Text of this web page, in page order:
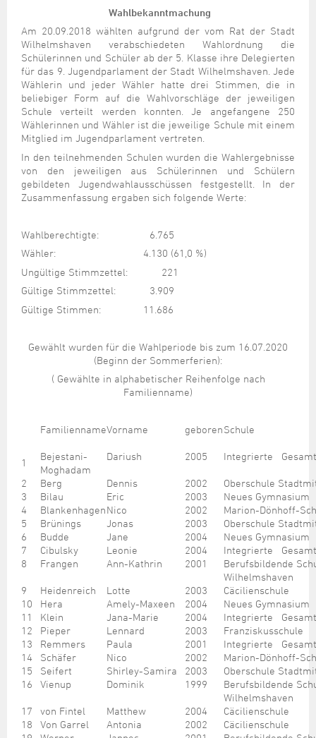
Verkehr und Mobilität
Wohnen, Bauen
Wahlen
Sterbefall
Studium
Umzug und Neubürger
Wohnen und Verbrauchen
Online-Terminvergabe
Politik & Verwaltung
Pressemitteilungen
Ratsinformationssystem
Städtische Dienststellen
Stadtrecht
Telefonverzeichnis
Unternehmensnachfolge
Unterstützung für ExistenzgründerInnen
Zukunftsregion JadeBay
Stadtbibliothek
Volkshochschule
Weiterbildung
Kulturzentrum Pumpwerk
Maritime Meile
Museen und Ausstellungen
Schiffe, Häfen und Meer erleben
Sportangebot
Städtepartnerschaften
Tag des offenen Denkmals
Veranstaltungsorte
Wahlbekanntmachung
Am 20.09.2018 wählten aufgrund der vom Rat der Stadt
Wilhelmshaven verabschiedeten Wahlordnung die
Schülerinnen und Schüler ab der 5. Klasse ihre Delegierten
für das 9. Jugendparlament der Stadt Wilhelmshaven. Jede
Wählerin und jeder Wähler hatte drei Stimmen, die in
beliebiger Form auf die Wahlvorschläge der jeweiligen
Schule verteilt werden konnten. Je angefangene 250
Wählerinnen und Wähler ist die jeweilige Schule mit einem
Mitglied im Jugendparlament vertreten.
In den teilnehmenden Schulen wurden die Wahlergebnisse
von den jeweiligen aus Schülerinnen und Schülern
gebildeten Jugendwahlausschüssen festgestellt. In der
Zusammenfassung ergaben sich folgende Werte:
Wahlberechtigte: 6.765
Wähler: 4.130 (61,0 %)
Ungültige Stimmzettel: 221
Gültige Stimmzettel: 3.909
Gültige Stimmen: 11.686
Gewählt wurden für die Wahlperiode bis zum 16.07.2020
(Beginn der Sommerferien):
( Gewählte in alphabetischer Reihenfolge nach
Familienname)
FamiliennameVorname geborenSchule
1
Bejestani-
Moghadam
Dariush 2005 Integrierte
2 Berg Dennis 2002
Oberschule
3
Bilau Eric 2003
Neues
4
BlankenhagenNico 2002
Marion-Dönhoff-
5
Brünings Jonas 2003
Oberschule
6
Budde Jane 2004
Neues
7
Cibulsky Leonie 2004
Integrierte
8
Frangen Ann-Kathrin 2001
Berufsbildende
Wilhelmshaven
9
Heidenreich Lotte 2003
Cäcilienschule
10
Hera Amely-Maxeen 2004
Neues
11
Klein Jana-Marie 2004
Integrierte
12
Pieper Lennard 2003
Franziskusschule
13
Remmers Paula 2001
Integrierte
14
Schäfer Nico 2002
Marion-Dönhoff-
15
Seifert Shirley-Samira 2003
Oberschule
16
Vienup Dominik 1999
Berufsbildende
Wilhelmshaven
17
von Fintel Matthew 2004
Cäcilienschule
18
Von Garrel Antonia 2002
Cäcilienschule